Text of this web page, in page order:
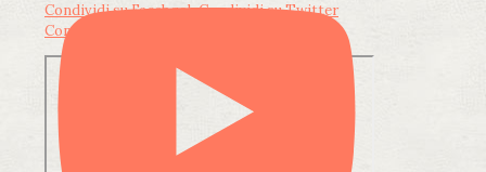
Condividi su FacebookCondividi su Twitter
Condividi su LinkedIn